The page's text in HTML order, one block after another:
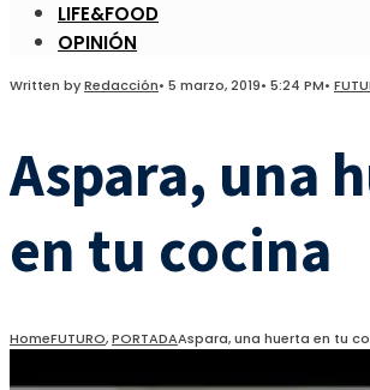
LIFE&FOOD
OPINIÓN
Written byRedacción• 5 marzo, 2019• 5:24 PM•
Aspara, una
en tu cocina
HomeFUTURO,PORTADAAspara, una huerta en tu